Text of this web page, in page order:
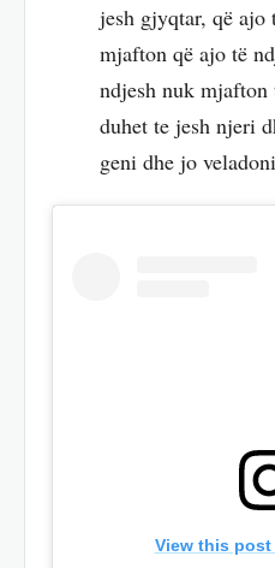
jesh gjyqtar, që ajo
mjafton që ajo të
ndjesh nuk mjafton
duhet te jesh njeri
geni dhe jo
View this